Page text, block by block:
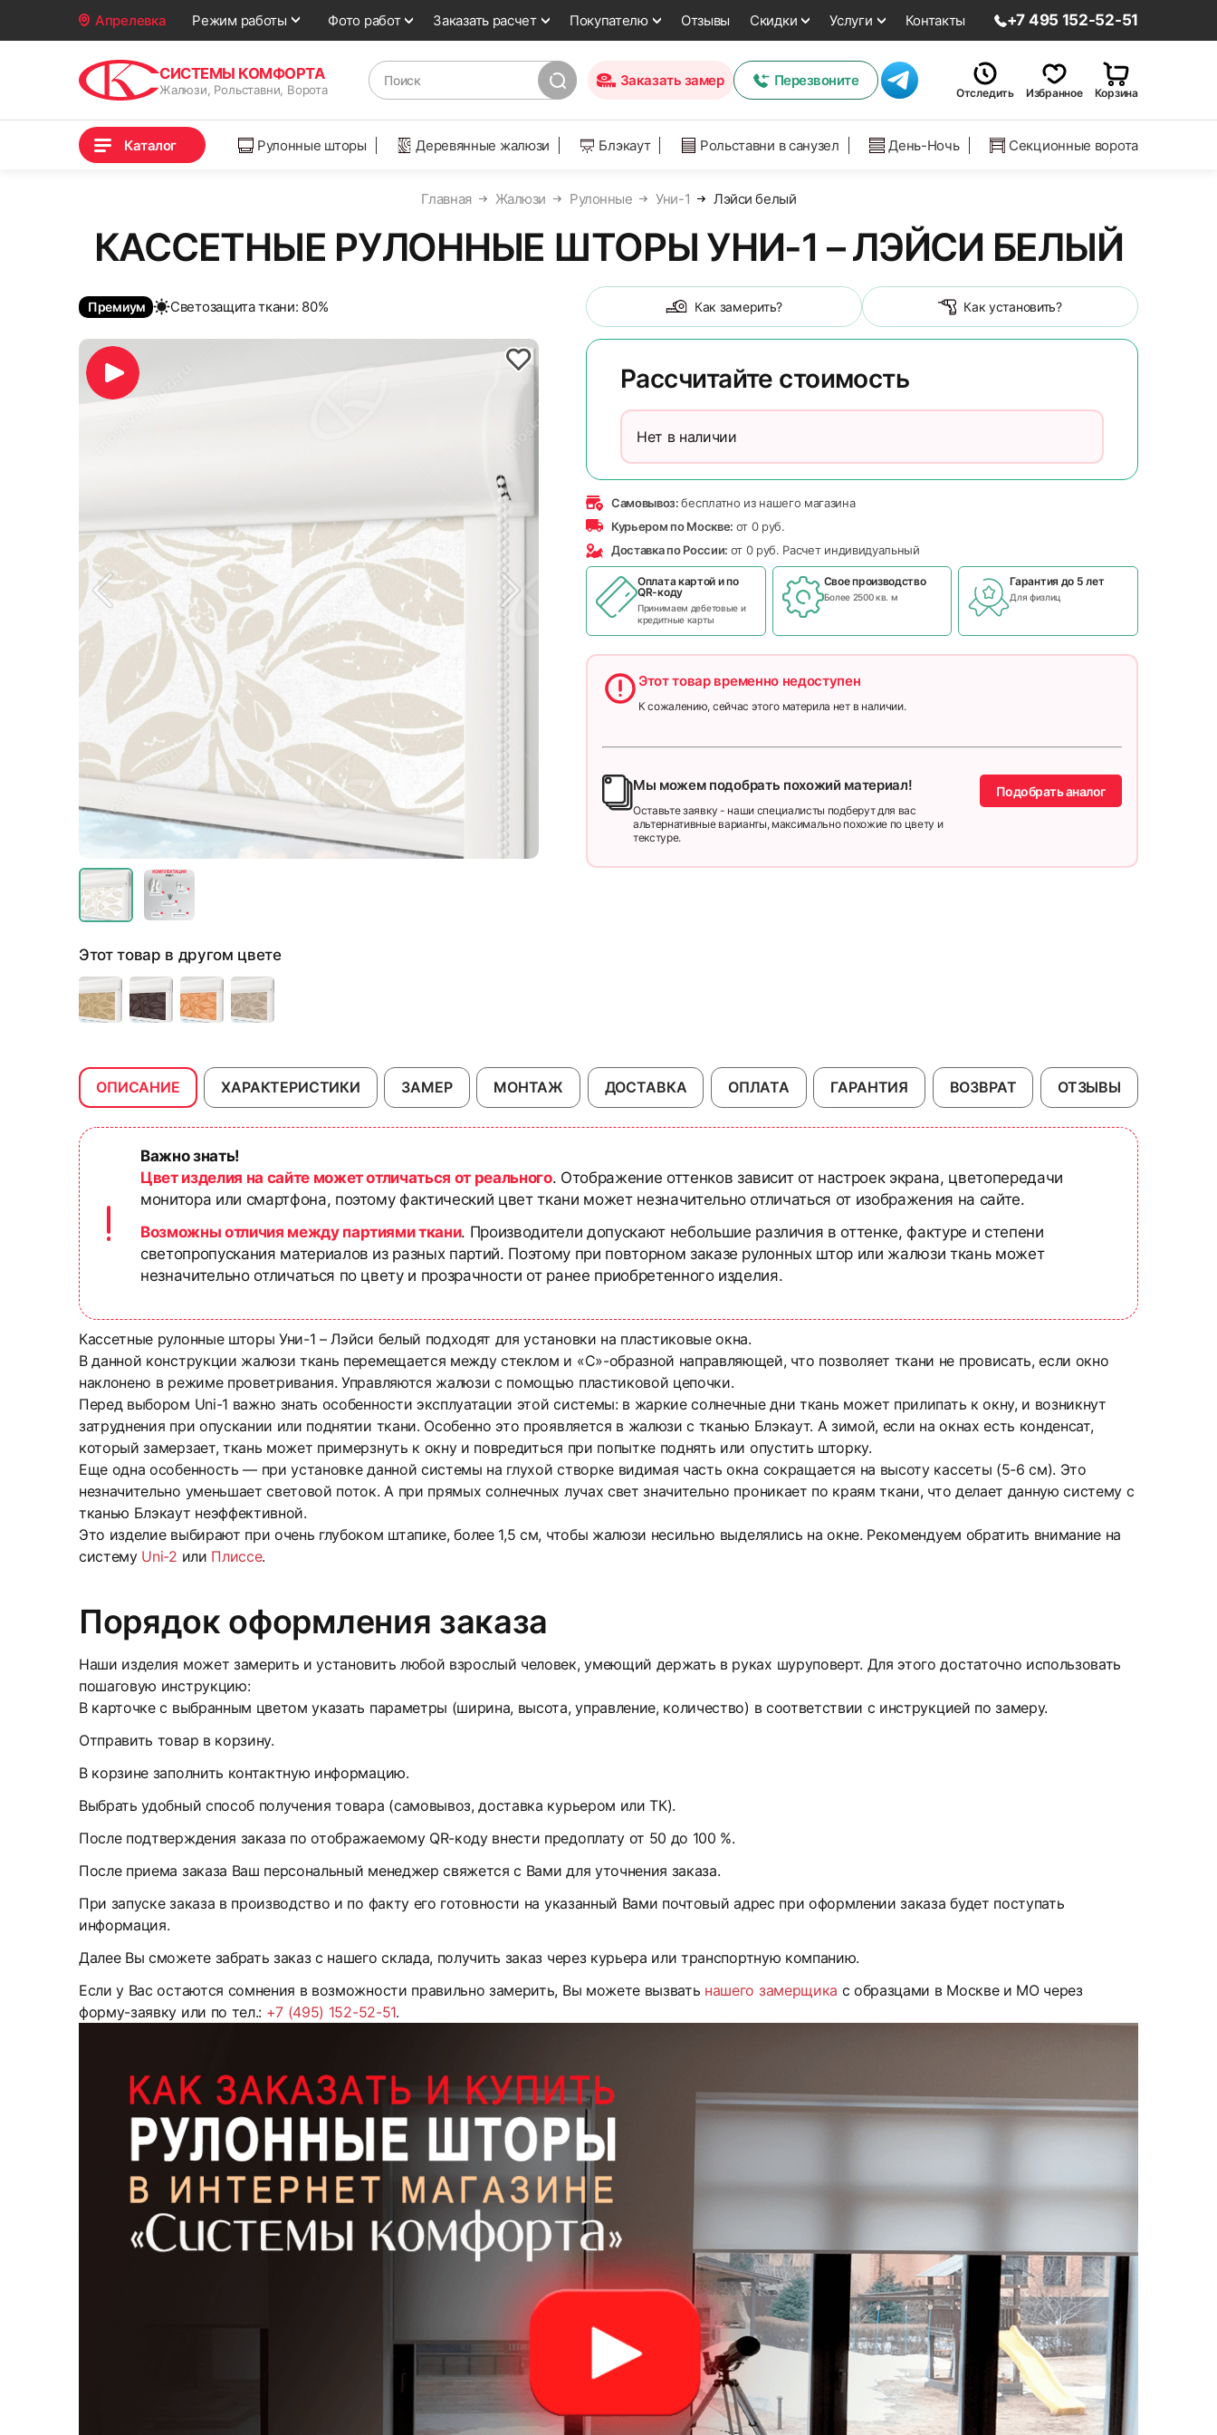
Апрелевка Режим работы Фото работ Заказать расчет Покупателю Отзывы Скидки Услуги Контакты +7 495 152-52-51
СИСТЕМЫ КОМФОРТА
Жалюзи, Рольставни, Ворота
Заказать замер Перезвоните
Отследить Избранное Корзина
Каталог Рулонные шторы Деревянные жалюзи Блэкаут Рольставни в санузел День-Ночь Секционные ворота
Главная Жалюзи Рулонные Уни-1 Лэйси белый
КАССЕТНЫЕ РУЛОННЫЕ ШТОРЫ УНИ-1 – ЛЭЙСИ БЕЛЫЙ
Премиум Cветозащита ткани: 80% Как замерить? Как установить?
Этот товар в другом цвете
Рассчитайте стоимость
Нет в наличии
Самовывоз:бесплатно из нашего магазина
Курьером по Москве: от 0 руб.
Доставка по России: от 0 руб. Расчет индивидуальный
Оплата картой и по
QR-коду
Принимаем дебетовые и
кредитные карты
Свое производство
Более 2500 кв. м
Гарантия до 5 лет
Для физлиц
Этот товар временно недоступен
К сожалению, сейчас этого материла нет в наличии.
Мы можем подобрать похожий материал!
Оставьте заявку - наши специалисты подберут для вас
альтернативные варианты, максимально похожие по цвету и
текстуре.
Подобрать аналог
ОПИСАНИЕ ХАРАКТЕРИСТИКИ ЗАМЕР МОНТАЖ ДОСТАВКА ОПЛАТА ГАРАНТИЯ ВОЗВРАТ ОТЗЫВЫ
Важно знать!
Цвет изделия на сайте может отличаться от реального. Отображение оттенков зависит от настроек экрана, цветопередачи
монитора или смартфона, поэтому фактический цвет ткани может незначительно отличаться от изображения на сайте.
Возможны отличия между партиями ткани. Производители допускают небольшие различия в оттенке, фактуре и степени
светопропускания материалов из разных партий. Поэтому при повторном заказе рулонных штор или жалюзи ткань может
незначительно отличаться по цвету и прозрачности от ранее приобретенного изделия.
Кассетные рулонные шторы Уни-1 – Лэйси белый подходят для установки на пластиковые окна.
В данной конструкции жалюзи ткань перемещается между стеклом и «С»-образной направляющей, что позволяет ткани не провисать, если окно
наклонено в режиме проветривания. Управляются жалюзи с помощью пластиковой цепочки.
Перед выбором Uni-1 важно знать особенности эксплуатации этой системы: в жаркие солнечные дни ткань может прилипать к окну, и возникнут
затруднения при опускании или поднятии ткани. Особенно это проявляется в жалюзи с тканью Блэкаут. А зимой, если на окнах есть конденсат,
который замерзает, ткань может примерзнуть к окну и повредиться при попытке поднять или опустить шторку.
Еще одна особенность — при установке данной системы на глухой створке видимая часть окна сокращается на высоту кассеты (5-6 см). Это
незначительно уменьшает световой поток. А при прямых солнечных лучах свет значительно проникает по краям ткани, что делает данную систему с
тканью Блэкаут неэффективной.
Это изделие выбирают при очень глубоком штапике, более 1,5 см, чтобы жалюзи несильно выделялись на окне. Рекомендуем обратить внимание на
систему Uni-2 или Плиссе.
Порядок оформления заказа
Наши изделия может замерить и установить любой взрослый человек, умеющий держать в руках шуруповерт. Для этого достаточно использовать
пошаговую инструкцию:
В карточке с выбранным цветом указать параметры (ширина, высота, управление, количество) в соответствии с инструкцией по замеру.
Отправить товар в корзину.
В корзине заполнить контактную информацию.
Выбрать удобный способ получения товара (самовывоз, доставка курьером или ТК).
После подтверждения заказа по отображаемому QR-коду внести предоплату от 50 до 100 %.
После приема заказа Ваш персональный менеджер свяжется с Вами для уточнения заказа.
При запуске заказа в производство и по факту его готовности на указанный Вами почтовый адрес при оформлении заказа будет поступать
информация.
Далее Вы сможете забрать заказ с нашего склада, получить заказ через курьера или транспортную компанию.
Если у Вас остаются сомнения в возможности правильно замерить, Вы можете вызвать нашего замерщика с образцами в Москве и МО через
форму-заявку или по тел.: +7 (495) 152-52-51.